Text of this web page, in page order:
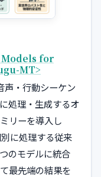
for
MT>
声・行動シーケン
処理・生成するオ
リーを導入し
に処理する従来
のモデルに統合
最先端の結果を